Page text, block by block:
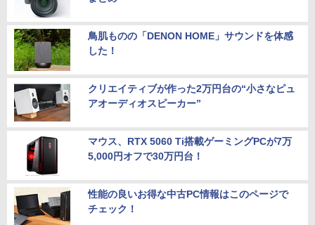
鳥肌ものの「DENON HOME」サウンドを体感
した！
クリエイティブが作った2万円台の“小さなピュ
アオーディオスピーカー”
マウス、RTX 5060 Ti搭載ゲーミングPCが7万
5,000円オフで30万円台！
性能の良いお得な中古PC情報はこのページで
チェック！